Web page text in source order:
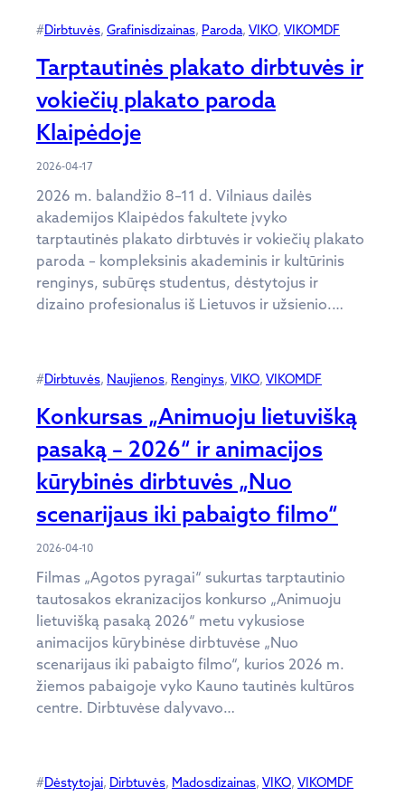
#Dirbtuvės, Grafinisdizainas, Paroda, VIKO, VIKOMDF
Tarptautinės plakato dirbtuvės ir
vokiečių plakato paroda
Klaipėdoje
2026-04-17
2026 m. balandžio 8–11 d. Vilniaus dailės
akademijos Klaipėdos fakultete įvyko
tarptautinės plakato dirbtuvės ir vokiečių plakato
paroda – kompleksinis akademinis ir kultūrinis
renginys, subūręs studentus, dėstytojus ir
dizaino profesionalus iš Lietuvos ir užsienio.…
#Dirbtuvės, Naujienos, Renginys, VIKO, VIKOMDF
Konkursas „Animuoju lietuvišką
pasaką – 2026“ ir animacijos
kūrybinės dirbtuvės „Nuo
scenarijaus iki pabaigto filmo“
2026-04-10
Filmas „Agotos pyragai“ sukurtas tarptautinio
tautosakos ekranizacijos konkurso „Animuoju
lietuvišką pasaką 2026“ metu vykusiose
animacijos kūrybinėse dirbtuvėse „Nuo
scenarijaus iki pabaigto filmo“, kurios 2026 m.
žiemos pabaigoje vyko Kauno tautinės kultūros
centre. Dirbtuvėse dalyvavo…
#Dėstytojai, Dirbtuvės, Madosdizainas, VIKO, VIKOMDF